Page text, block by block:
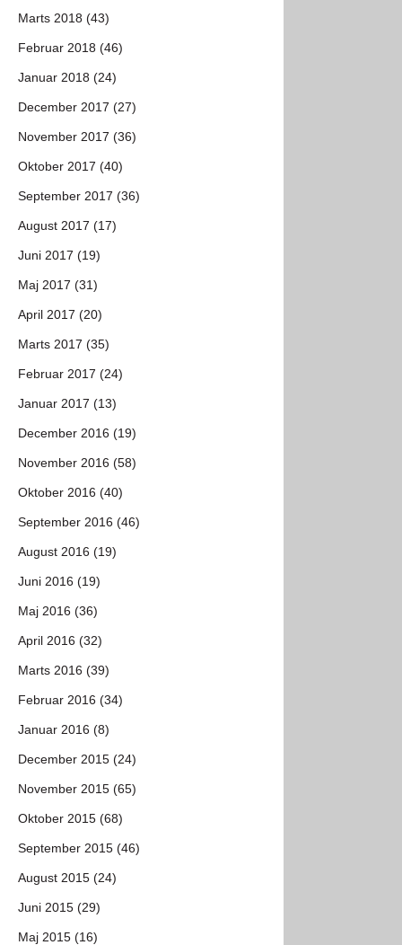
Marts 2018 (43)
Februar 2018 (46)
Januar 2018 (24)
December 2017 (27)
November 2017 (36)
Oktober 2017 (40)
September 2017 (36)
August 2017 (17)
Juni 2017 (19)
Maj 2017 (31)
April 2017 (20)
Marts 2017 (35)
Februar 2017 (24)
Januar 2017 (13)
December 2016 (19)
November 2016 (58)
Oktober 2016 (40)
September 2016 (46)
August 2016 (19)
Juni 2016 (19)
Maj 2016 (36)
April 2016 (32)
Marts 2016 (39)
Februar 2016 (34)
Januar 2016 (8)
December 2015 (24)
November 2015 (65)
Oktober 2015 (68)
September 2015 (46)
August 2015 (24)
Juni 2015 (29)
Maj 2015 (16)